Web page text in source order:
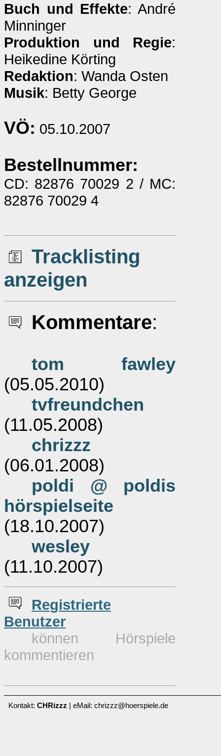
Buch und Effekte: André
Minninger
Produktion und Regie:
Heikedine Körting
Redaktion: Wanda Osten
Musik: Betty George
VÖ: 05.10.2007
Bestellnummer:
CD: 82876 70029 2 / MC:
82876 70029 4
Tracklisting
anzeigen
Kommentare:
tom fawley
(05.05.2010)
tvfreundchen
(11.05.2008)
chrizzz
(06.01.2008)
poldi @ poldis
hörspielseite
(18.10.2007)
wesley
(11.10.2007)
Registrierte
Benutzer
können Hörspiele
kommentieren
Kontakt: CHRizzz | eMail: chrizzz@hoerspiele.de